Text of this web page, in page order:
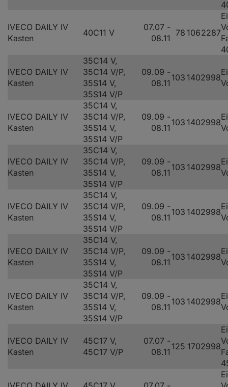
IVECO DAILY IV
Kasten
40C11 V
07.07 -
08.11
78 1062287
IVECO DAILY IV
Kasten
35C14 V,
35C14 V/P,
35S14 V,
35S14 V/P
09.09 -
08.11
103 1402998
IVECO DAILY IV
Kasten
35C14 V,
35C14 V/P,
35S14 V,
35S14 V/P
09.09 -
08.11
103 1402998
IVECO DAILY IV
Kasten
35C14 V,
35C14 V/P,
35S14 V,
35S14 V/P
09.09 -
08.11
103 1402998
IVECO DAILY IV
Kasten
35C14 V,
35C14 V/P,
35S14 V,
35S14 V/P
09.09 -
08.11
103 1402998
IVECO DAILY IV
Kasten
35C14 V,
35C14 V/P,
35S14 V,
35S14 V/P
09.09 -
08.11
103 1402998
IVECO DAILY IV
Kasten
35C14 V,
35C14 V/P,
35S14 V,
35S14 V/P
09.09 -
08.11
103 1402998
IVECO DAILY IV
Kasten
45C17 V,
45C17 V/P
07.07 -
08.11
125 1702998